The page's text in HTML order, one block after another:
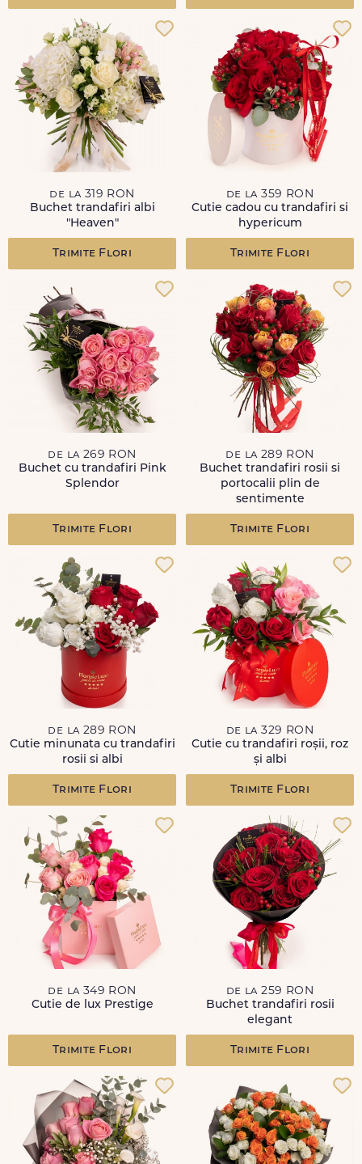
de la 319 RON
Buchet trandafiri albi
"Heaven"
Trimite Flori
de la 359 RON
Cutie cadou cu trandafiri si
hypericum
Trimite Flori
de la 269 RON
Buchet cu trandafiri Pink
Splendor
Trimite Flori
de la 289 RON
Buchet trandafiri rosii si
portocalii plin de
sentimente
Trimite Flori
de la 289 RON
Cutie minunata cu trandafiri
rosii si albi
Trimite Flori
de la 329 RON
Cutie cu trandafiri roșii, roz
și albi
Trimite Flori
de la 349 RON
Cutie de lux Prestige
Trimite Flori
de la 259 RON
Buchet trandafiri rosii
elegant
Trimite Flori